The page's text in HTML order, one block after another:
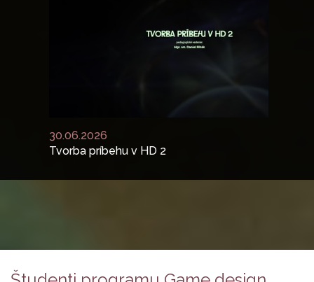
30.06.2026
Tvorba príbehu v HD 2